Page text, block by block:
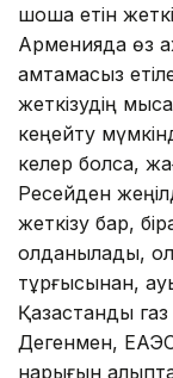
шошқа етін
Арменияда өз
қамтамасыз
жеткізудің
кеңейту
келер болсақ,
Ресейден
жеткізу бар,
қолданылады,
тұрғысынан,
Қазақстандық
Дегенмен,
нарығын